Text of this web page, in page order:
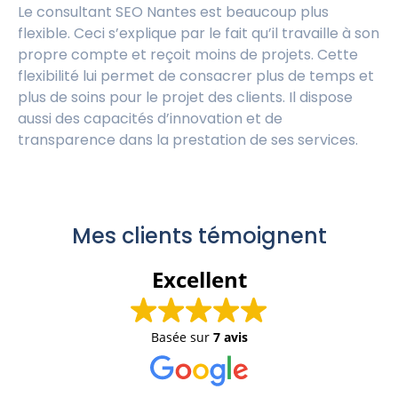
Le consultant SEO Nantes est beaucoup plus
flexible. Ceci s’explique par le fait qu’il travaille à son
propre compte et reçoit moins de projets. Cette
flexibilité lui permet de consacrer plus de temps et
plus de soins pour le projet des clients. Il dispose
aussi des capacités d’innovation et de
transparence dans la prestation de ses services.
Mes clients témoignent
Excellent
Basée sur 7 avis